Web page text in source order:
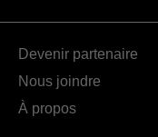
Devenir partenaire
Nous joindre
À propos